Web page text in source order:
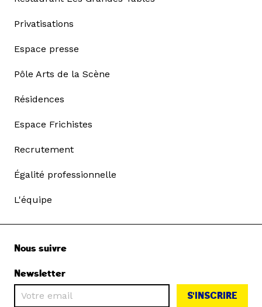
Privatisations
Espace presse
Pôle Arts de la Scène
Résidences
Espace Frichistes
Recrutement
Égalité professionnelle
L'équipe
Nous suivre
Newsletter
S'INSCRIRE